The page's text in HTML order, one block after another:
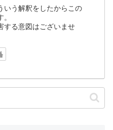
いう解釈をしたからこの
する意図はございませ